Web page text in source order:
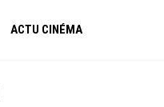
ACTU CINÉMA